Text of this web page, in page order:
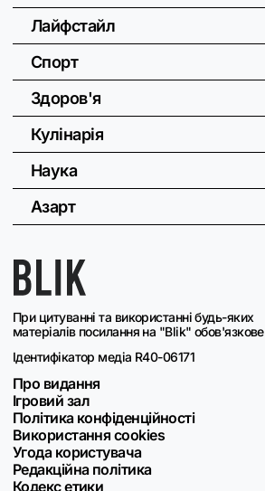
При цитуванні та використанні будь-яких
матеріалів посилання на "Blik" обов'язкове
Ідентифікатор медіа R40-06171
Про видання
Ігровий зал
Політика конфіденційності
Використання cookies
Угода користувача
Редакційна політика
Кодекс етики
Лайфстайл
Спорт
Здоров'я
Кулінарія
Наука
Азарт